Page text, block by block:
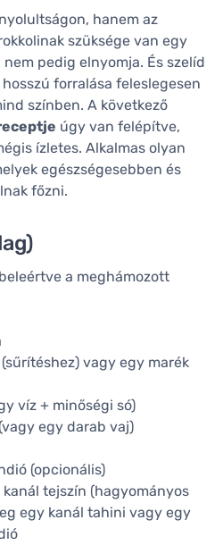
hanem az
szüksége van egy
pedig elnyomja. És szelíd
forralása feleslegesen
színben. A következő
úgy van felépítve,
ízletes. Alkalmas olyan
egészségesebben és
főzni.
a meghámozott
vagy egy marék
víz + minőségi só)
egy darab vaj)
(opcionális)
tejszín (hagyományos
egy kanál tahini vagy egy